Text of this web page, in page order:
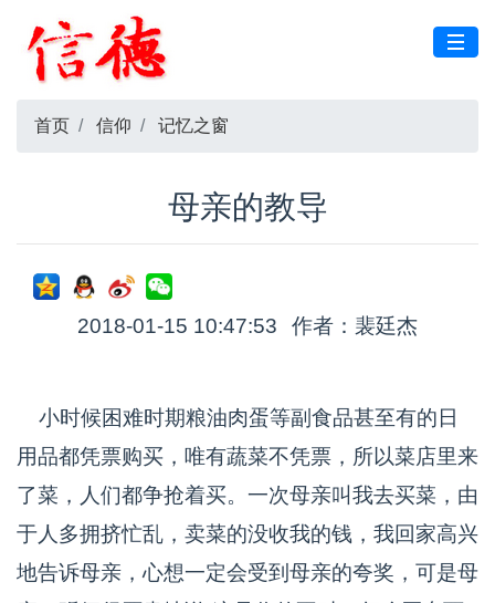
首页 信仰 记忆之窗
母亲的教导
2018-01-15 10:47:53 作者：裴廷杰
小时候困难时期粮油肉蛋等副食品甚至有的日
用品都凭票购买，唯有蔬菜不凭票，所以菜店里来
了菜，人们都争抢着买。一次母亲叫我去买菜，由
于人多拥挤忙乱，卖菜的没收我的钱，我回家高兴
地告诉母亲，心想一定会受到母亲的夸奖，可是母